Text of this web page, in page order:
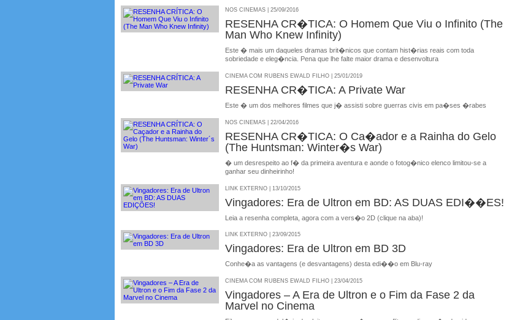
NOS CINEMAS | 25/09/2016
RESENHA CR�TICA: O Homem Que Viu o Infinito (The
Man Who Knew Infinity)
Este � mais um daqueles dramas brit�nicos que contam hist�rias reais com toda
sobriedade e eleg�ncia. Pena que lhe falte maior drama e desenvoltura
CINEMA COM RUBENS EWALD FILHO | 25/01/2019
RESENHA CR�TICA: A Private War
Este � um dos melhores filmes que j� assisti sobre guerras civis em pa�ses �rabes
NOS CINEMAS | 22/04/2016
RESENHA CR�TICA: O Ca�ador e a Rainha do Gelo
(The Huntsman: Winter�s War)
� um desrespeito ao f� da primeira aventura e aonde o fotog�nico elenco limitou-se a
ganhar seu dinheirinho!
LINK EXTERNO | 13/10/2015
Vingadores: Era de Ultron em BD: AS DUAS EDI��ES!
Leia a resenha completa, agora com a vers�o 2D (clique na aba)!
LINK EXTERNO | 23/09/2015
Vingadores: Era de Ultron em BD 3D
Conhe�a as vantagens (e desvantagens) desta edi��o em Blu-ray
CINEMA COM RUBENS EWALD FILHO | 23/04/2015
Vingadores – A Era de Ultron e o Fim da Fase 2 da
Marvel no Cinema